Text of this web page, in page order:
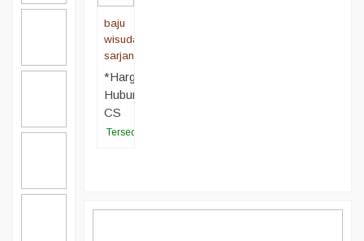
baju
wisuda
sarjana
*Harga
Hubungi
CS
Tersedia